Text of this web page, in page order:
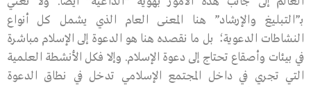
بـ”التبليغ والإرشاد” هنا المعنى العام الذي يشمل كل أنواع
النشاطات الدعوية؛ بل ما نقصده هنا هو الدعوة إلى الإسلام مباشرة
في بيئات وأصقاع تحتاج إلى دعوة الإسلام. وإلا فكل الأنشطة العلمية
التي تجري في داخل المجتمع الإسلامي تدخل في نطاق الدعوة